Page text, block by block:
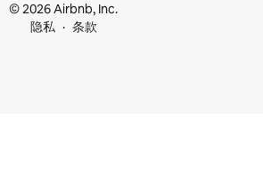
© 2026 Airbnb, Inc.
隐私
条款